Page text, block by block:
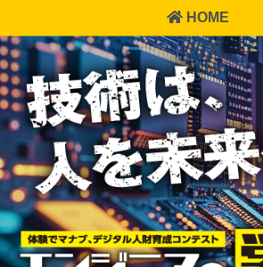
HOME